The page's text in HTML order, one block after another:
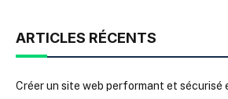
ARTICLES RÉCENTS
Créer un site web performant et sécurisé